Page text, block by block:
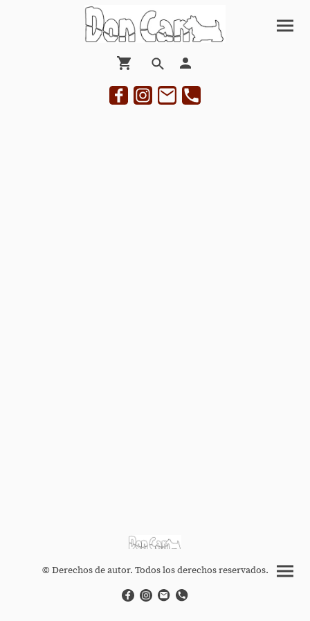
© Derechos de autor. Todos los derechos reservados.